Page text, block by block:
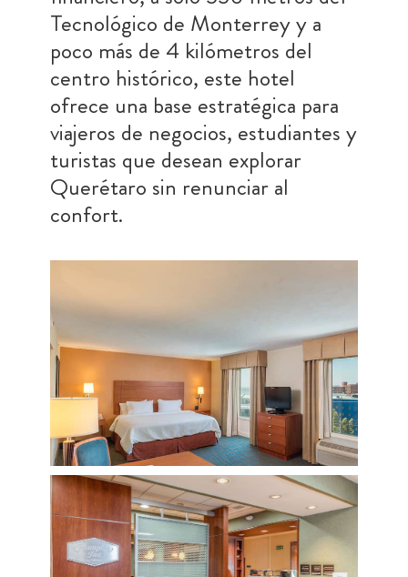
Tecnológico de Monterrey y a
poco más de 4 kilómetros del
centro histórico, este hotel
ofrece una base estratégica para
viajeros de negocios, estudiantes y
turistas que desean explorar
Querétaro sin renunciar al
confort.